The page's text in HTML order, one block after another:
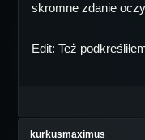
skromne zdanie
Edit: Też
kurkusmaximus